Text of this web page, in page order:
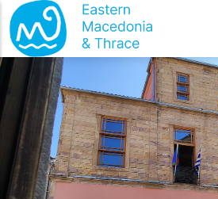
Direkt zum Inhalt